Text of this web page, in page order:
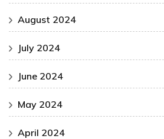
August 2024
July 2024
June 2024
May 2024
April 2024